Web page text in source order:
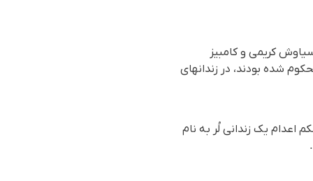
کریمی و کامبیز
شده بودند، در زندانهای
به سازمان حقوق بشری هه‌نگاو، بامداد روز شنبە ٣ آبان ١٤٠٤(٢٥اکتبر٢٠٢٥)، حکم اعدام یک زندانی لُر بە نام